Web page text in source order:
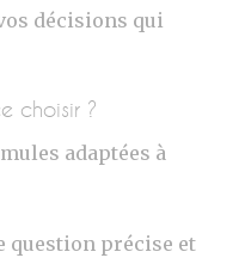
décisions qui
choisir ?
adaptées à
question précise et